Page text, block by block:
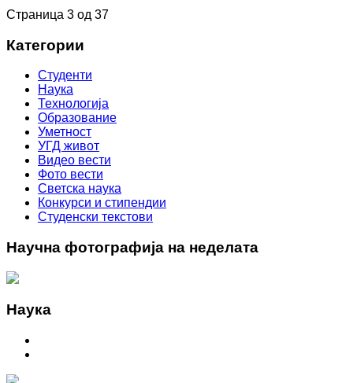
Страница 3 од 37
Категории
Студенти
Наука
Технологија
Образование
Уметност
УГД живот
Видео вести
Фото вести
Светска наука
Конкурси и стипендии
Студенски текстови
Научна фотографија на неделата
Наука